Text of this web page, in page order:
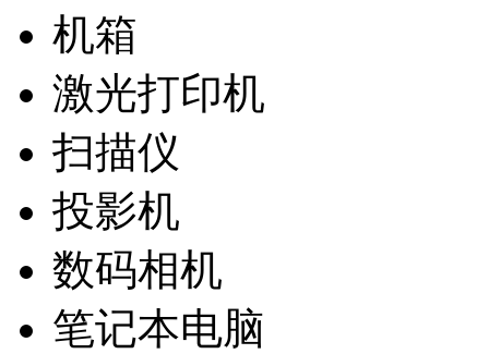
机箱
激光打印机
扫描仪
投影机
数码相机
笔记本电脑